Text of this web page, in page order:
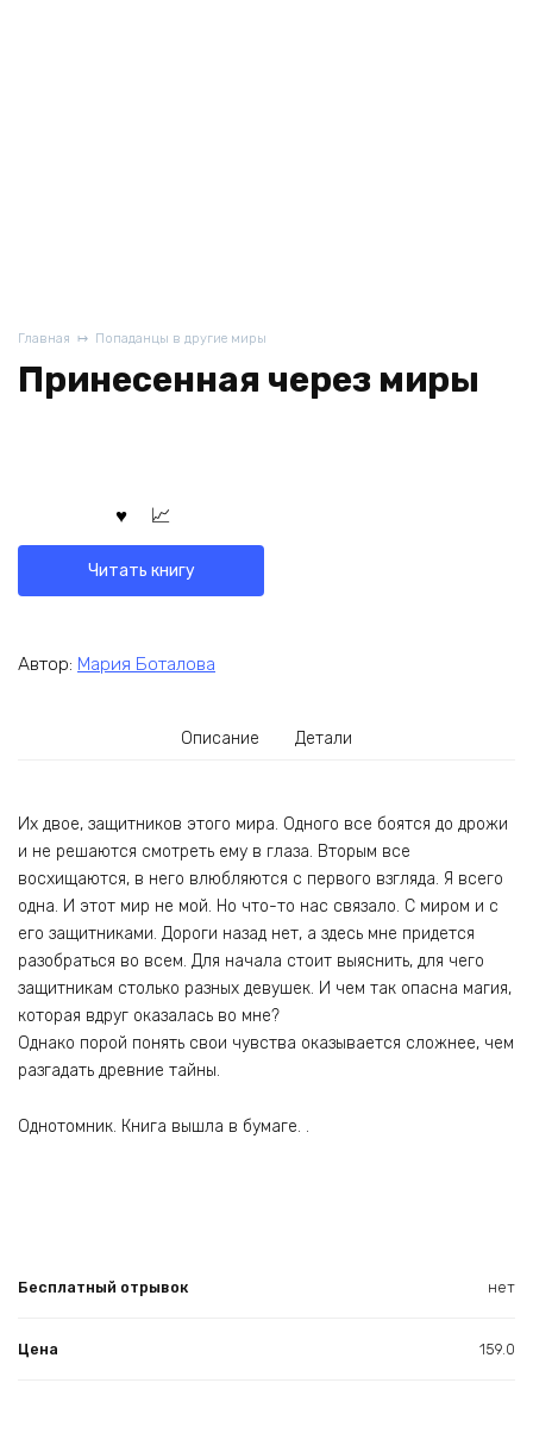
Главная Попаданцы в другие миры
Принесенная через миры
Читать книгу
Автор: Мария Боталова
Описание Детали
Их двое, защитников этого мира. Одного все боятся до дрожи
и не решаются смотреть ему в глаза. Вторым все
восхищаются, в него влюбляются с первого взгляда. Я всего
одна. И этот мир не мой. Но что-то нас связало. С миром и с
его защитниками. Дороги назад нет, а здесь мне придется
разобраться во всем. Для начала стоит выяснить, для чего
защитникам столько разных девушек. И чем так опасна магия,
которая вдруг оказалась во мне?
Однако порой понять свои чувства оказывается сложнее, чем
разгадать древние тайны.
Однотомник. Книга вышла в бумаге. .
Бесплатный отрывок нет
Цена 159.0